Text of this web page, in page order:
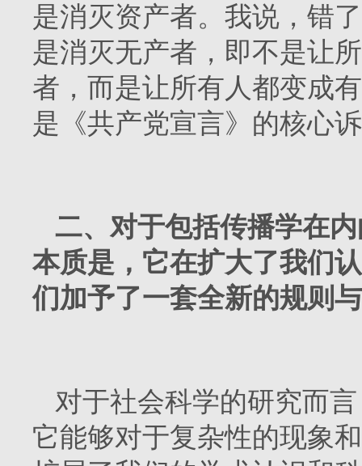
是消灭资产者。我说，错
是消灭无产者，即不是让
者，而是让所有人都变成
是《共产党宣言》的核心
二、对于包括传播学在
本质是，它在扩大了我们
们加予了一套全新的规则
对于社会科学的研究而
它能够对于复杂性的现象